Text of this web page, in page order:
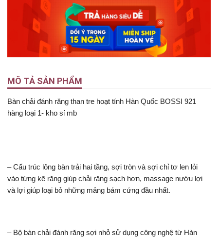
MÔ TẢ SẢN PHẨM
Bàn chải đánh răng than tre hoạt tính Hàn Quốc BOSSI 921
hàng loại 1- kho sỉ mb
– Cấu trúc lông bàn trải hai tầng, sợi tròn và sợi chỉ tơ len lỏi
vào từng kẽ răng giúp chải răng sạch hơn, massage nướu lợi
và lợi giúp loại bỏ những mảng bám cứng đầu nhất.
– Bộ bàn chải đánh răng sợi nhỏ sử dụng công nghệ từ Hàn